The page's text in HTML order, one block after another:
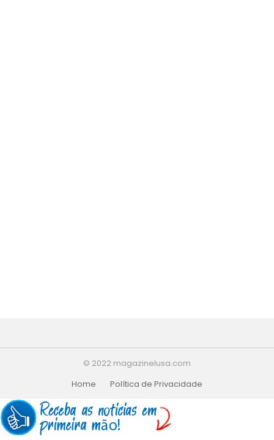
© 2022 magazinelusa.com
Home
Política de Privacidade